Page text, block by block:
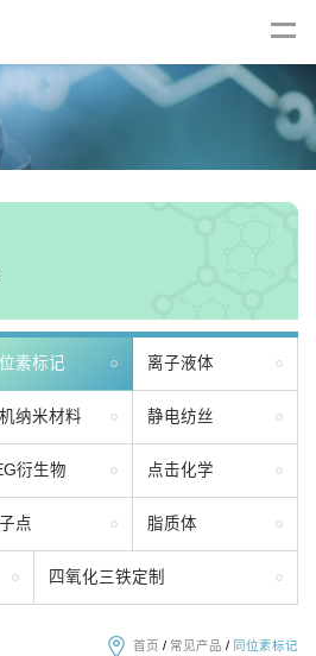
素标记 离子液体
纳米材料 静电纺丝
衍生物 点击化学
点 脂质体
四氧化三铁定制
首页 / 常见产品 / 同位素标记